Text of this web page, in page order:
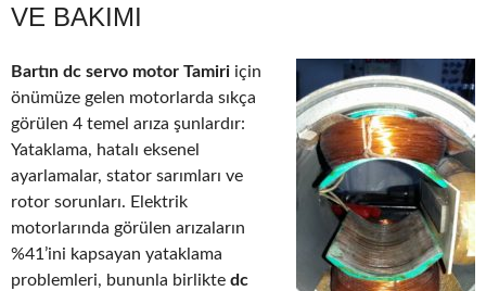
VE BAKIMI
Bartın dc servo motor Tamiri için
önümüze gelen motorlarda sıkça
görülen 4 temel arıza şunlardır:
Yataklama, hatalı eksenel
ayarlamalar, stator sarımları ve
rotor sorunları. Elektrik
motorlarında görülen arızaların
%41’ini kapsayan yataklama
problemleri, bununla birlikte dc